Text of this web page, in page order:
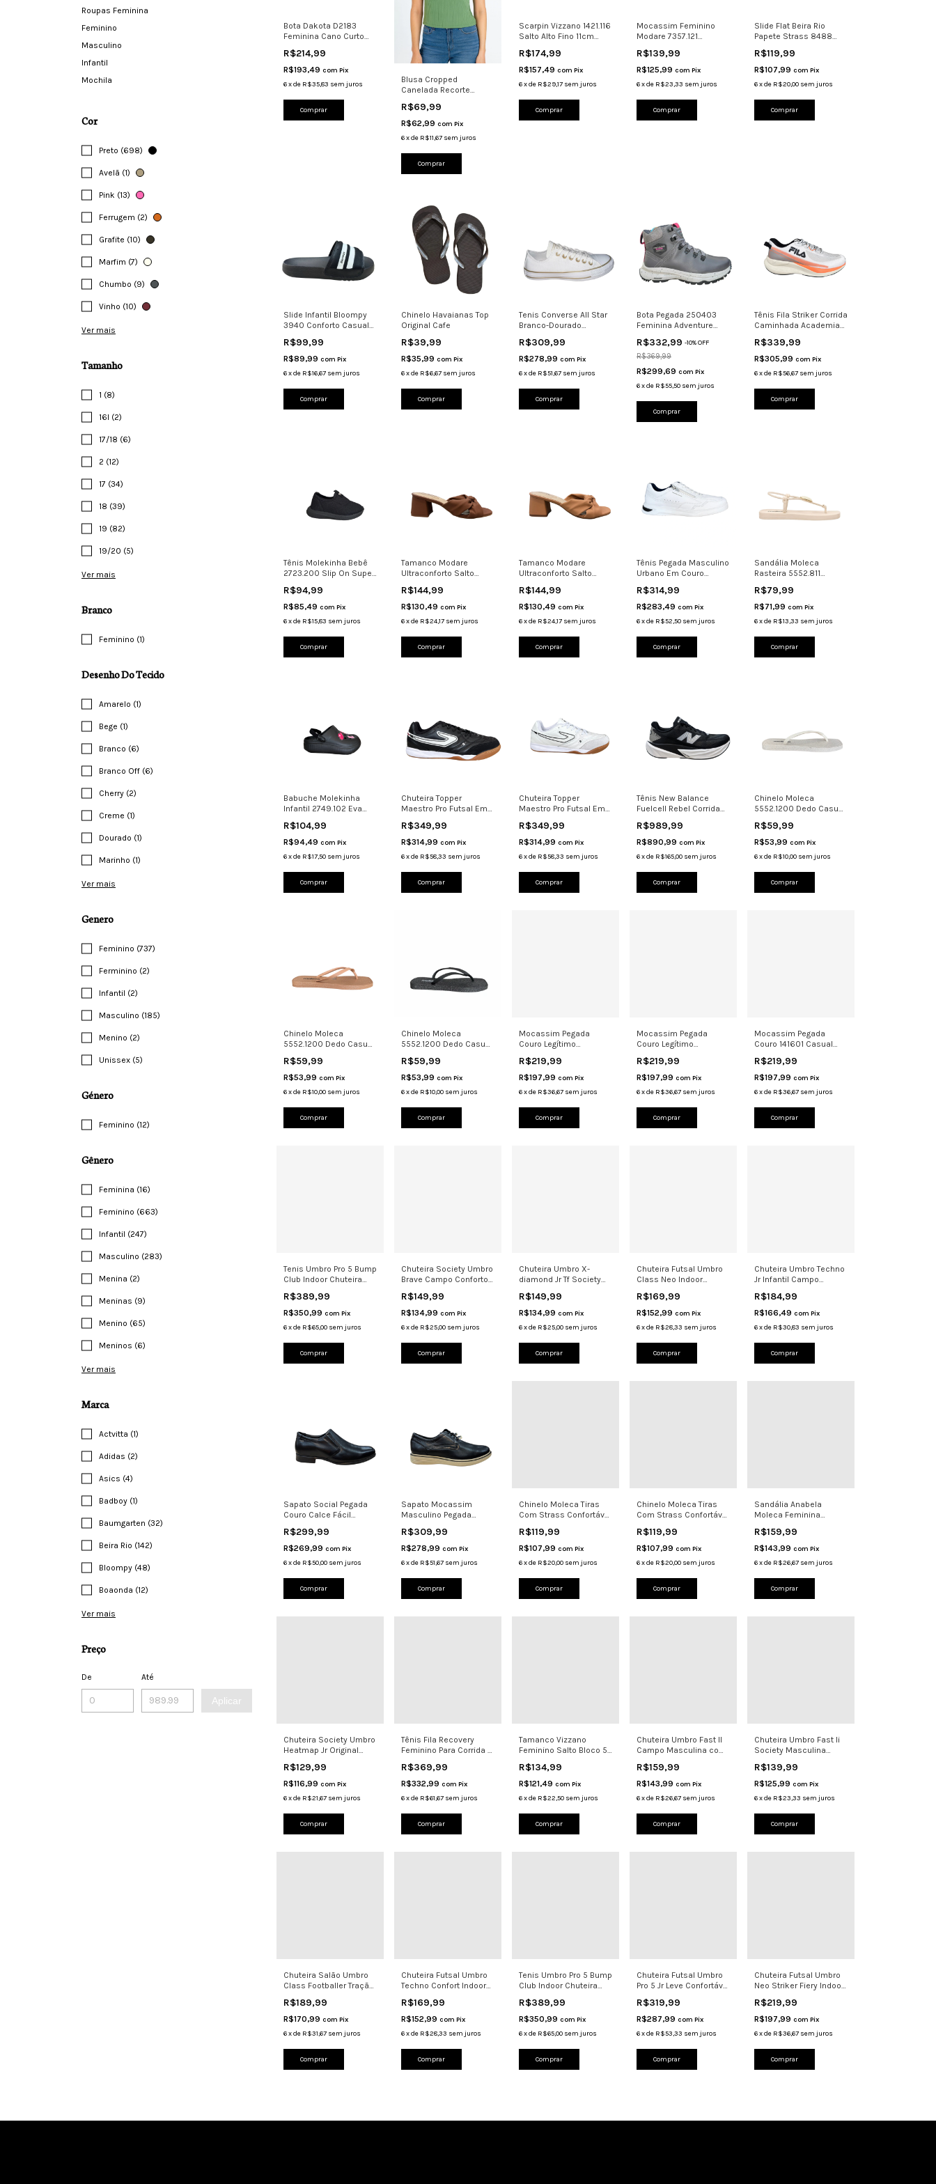
Roupas Feminina
Feminino
Masculino
Infantil
Mochila
Cor
Preto (698)
Avelã (1)
Pink (13)
Ferrugem (2)
Grafite (10)
Marfim (7)
Chumbo (9)
Vinho (10)
Ver mais
Tamanho
1 (8)
16l (2)
17/18 (6)
2 (12)
17 (34)
18 (39)
19 (82)
19/20 (5)
Ver mais
Branco
Feminino (1)
Desenho Do Tecido
Amarelo (1)
Bege (1)
Branco (6)
Branco Off (6)
Cherry (2)
Creme (1)
Dourado (1)
Marinho (1)
Ver mais
Genero
Feminino (737)
Ferminino (2)
Infantil (2)
Masculino (185)
Menino (2)
Unissex (5)
Género
Feminino (12)
Gênero
Feminina (16)
Feminino (663)
Infantil (247)
Masculino (283)
Menina (2)
Meninas (9)
Menino (65)
Meninos (6)
Ver mais
Marca
Actvitta (1)
Adidas (2)
Asics (4)
Badboy (1)
Baumgarten (32)
Beira Rio (142)
Bloompy (48)
Boaonda (12)
Ver mais
Preço
De Até
Aplicar
Bota Dakota D2183
Feminina Cano Curto
R$214,99
R$193,49 com Pix
6xde R$35,83 sem juros
Comprar
Blusa Cropped
Canelada Recorte
Flora
R$69,99
R$62,99 com Pix
6xde R$11,67 sem juros
Comprar
Scarpin Vizzano 1421.116
Salto Alto Fino 11cm
R$174,99
R$157,49 com Pix
6xde R$29,17 sem juros
Comprar
Mocassim Feminino
Modare 7357.121
R$139,99
R$125,99 com Pix
6xde R$23,33 sem juros
Comprar
Slide Flat Beira Rio
Papete Strass 8488
R$119,99
R$107,99 com Pix
6xde R$20,00 sem juros
Comprar
Slide Infantil Bloompy
3940 Conforto Casual
R$99,99
R$89,99 com Pix
6xde R$16,67 sem juros
Comprar
Chinelo Havaianas Top
Original Cafe
R$39,99
R$35,99 com Pix
6xde R$6,67 sem juros
Comprar
Tenis Converse All Star
Branco-Dourado
R$309,99
R$278,99 com Pix
6xde R$51,67 sem juros
Comprar
Bota Pegada 250403
Feminina Adventure
R$332,99 -10%OFF
R$369,99
R$299,69 com Pix
6xde R$55,50 sem juros
Comprar
Tênis Fila Striker Corrida
Caminhada Academia
R$339,99
R$305,99 com Pix
6xde R$56,67 sem juros
Comprar
Tênis Molekinha Bebê
2723.200 Slip On Super
R$94,99
R$85,49 com Pix
6xde R$15,83 sem juros
Comprar
Tamanco Modare
Ultraconforto Salto
R$144,99
R$130,49 com Pix
6xde R$24,17 sem juros
Comprar
Tamanco Modare
Ultraconforto Salto
Confortáve
R$144,99
R$130,49 com Pix
6xde R$24,17 sem juros
Comprar
Tênis Pegada Masculino
Urbano Em Couro
R$314,99
R$283,49 com Pix
6xde R$52,50 sem juros
Comprar
Sandália Moleca
Rasteira 5552.811
R$79,99
R$71,99 com Pix
6xde R$13,33 sem juros
Comprar
Babuche Molekinha
Infantil 2749.102 Eva
R$104,99
R$94,49 com Pix
6xde R$17,50 sem juros
Comprar
Chuteira Topper
Maestro Pro Futsal Em
R$349,99
R$314,99 com Pix
6xde R$58,33 sem juros
Comprar
Chuteira Topper
Maestro Pro Futsal Em
R$349,99
R$314,99 com Pix
6xde R$58,33 sem juros
Comprar
Tênis New Balance
Fuelcell Rebel Corrida
R$989,99
R$890,99 com Pix
6xde R$165,00 sem juros
Comprar
Chinelo Moleca
5552.1200 Dedo Casual
R$59,99
R$53,99 com Pix
6xde R$10,00 sem juros
Comprar
Chinelo Moleca
5552.1200 Dedo Casual
R$59,99
R$53,99 com Pix
6xde R$10,00 sem juros
Comprar
Chinelo Moleca
5552.1200 Dedo Casual
R$59,99
R$53,99 com Pix
6xde R$10,00 sem juros
Comprar
Mocassim Pegada
Couro Legítimo
R$219,99
R$197,99 com Pix
6xde R$36,67 sem juros
Comprar
Mocassim Pegada
Couro Legítimo
140773
R$219,99
R$197,99 com Pix
6xde R$36,67 sem juros
Comprar
Mocassim Pegada
Couro 141601 Casual
R$219,99
R$197,99 com Pix
6xde R$36,67 sem juros
Comprar
Tenis Umbro Pro 5 Bump
Club Indoor Chuteira
R$389,99
R$350,99 com Pix
6xde R$65,00 sem juros
Comprar
Chuteira Society Umbro
Brave Campo Conforto
R$149,99
R$134,99 com Pix
6xde R$25,00 sem juros
Comprar
Chuteira Umbro X-
diamond Jr Tf Society
R$149,99
R$134,99 com Pix
6xde R$25,00 sem juros
Comprar
Chuteira Futsal Umbro
Class Neo Indoor
R$169,99
R$152,99 com Pix
6xde R$28,33 sem juros
Comprar
Chuteira Umbro Techno
Jr Infantil Campo
R$184,99
R$166,49 com Pix
6xde R$30,83 sem juros
Comprar
Sapato Social Pegada
Couro Calce Fácil
R$299,99
R$269,99 com Pix
6xde R$50,00 sem juros
Comprar
Sapato Mocassim
Masculino Pegada
Confortável Le
R$309,99
R$278,99 com Pix
6xde R$51,67 sem juros
Comprar
Chinelo Moleca Tiras
Com Strass Confortável
R$119,99
R$107,99 com Pix
6xde R$20,00 sem juros
Comprar
Chinelo Moleca Tiras
Com Strass Confortável
R$119,99
R$107,99 com Pix
6xde R$20,00 sem juros
Comprar
Sandália Anabela
Moleca Feminina
5566.109
R$159,99
R$143,99 com Pix
6xde R$26,67 sem juros
Comprar
Chuteira Society Umbro
Heatmap Jr Original
R$129,99
R$116,99 com Pix
6xde R$21,67 sem juros
Comprar
Tênis Fila Recovery
Feminino Para Corrida E
R$369,99
R$332,99 com Pix
6xde R$61,67 sem juros
Comprar
Tamanco Vizzano
Feminino Salto Bloco 5
R$134,99
R$121,49 com Pix
6xde R$22,50 sem juros
Comprar
Chuteira Umbro Fast II
Campo Masculina com
R$159,99
R$143,99 com Pix
6xde R$26,67 sem juros
Comprar
Chuteira Umbro Fast Ii
Society Masculina
R$139,99
R$125,99 com Pix
6xde R$23,33 sem juros
Comprar
Chuteira Salão Umbro
Class Footballer Tração
R$189,99
R$170,99 com Pix
6xde R$31,67 sem juros
Comprar
Chuteira Futsal Umbro
Techno Confort Indoor
R$169,99
R$152,99 com Pix
6xde R$28,33 sem juros
Comprar
Tenis Umbro Pro 5 Bump
Club Indoor Chuteira
R$389,99
R$350,99 com Pix
6xde R$65,00 sem juros
Comprar
Chuteira Futsal Umbro
Pro 5 Jr Leve Confortável
R$319,99
R$287,99 com Pix
6xde R$53,33 sem juros
Comprar
Chuteira Futsal Umbro
Neo Striker Fiery Indoor
R$219,99
R$197,99 com Pix
6xde R$36,67 sem juros
Comprar